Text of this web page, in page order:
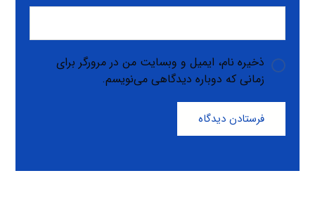
ذخیره نام، ایمیل و وبسایت من در مرورگر برای
زمانی که دوباره دیدگاهی می‌نویسم.
فرستادن دیدگاه